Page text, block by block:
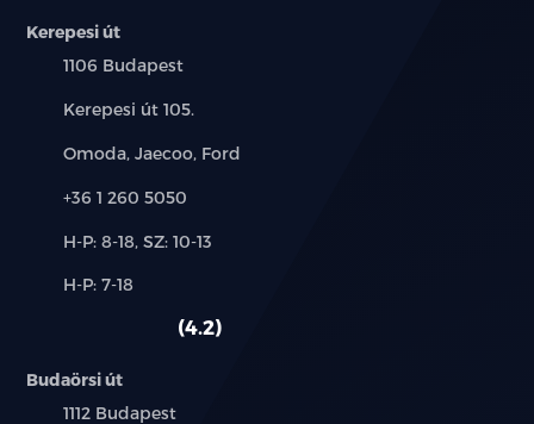
Kerepesi út
Település:
1106 Budapest
Cím:
Kerepesi út 105.
Márkák:
Omoda, Jaecoo, Ford
Telefon:
+36 1 260 5050
Új-
használt
H-P: 8-18, SZ: 10-13
Alkatrész,
H-P: 7-18
4.2
Budaörsi út
Település:
1112 Budapest